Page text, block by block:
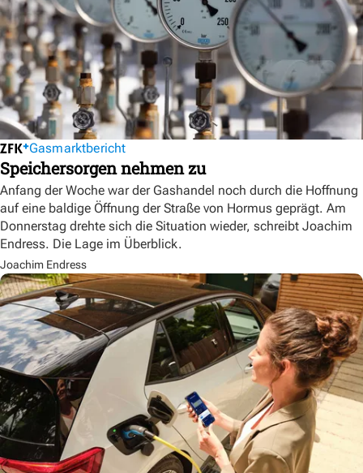
Gasmarktbericht
Speichersorgen nehmen zu
Anfang der Woche war der Gashandel noch durch die Hoffnung
auf eine baldige Öffnung der Straße von Hormus geprägt. Am
Donnerstag drehte sich die Situation wieder, schreibt Joachim
Endress. Die Lage im Überblick.
Joachim Endress